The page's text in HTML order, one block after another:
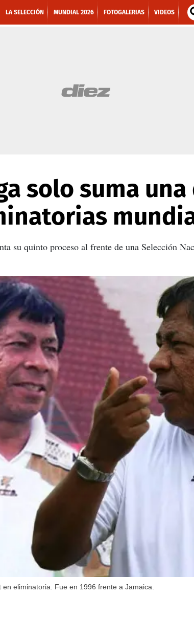
LA SELECCIÓN MUNDIAL 2026 FOTOGALERIAS VIDEOS
solo suma
su quinto proceso al frente de una Selección
eliminatoria. Fue en 1996 frente a Jamaica.